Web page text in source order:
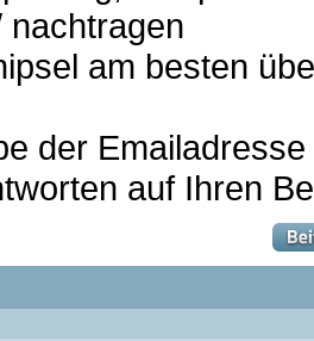
nachtragen
am besten
der
auf Ihren